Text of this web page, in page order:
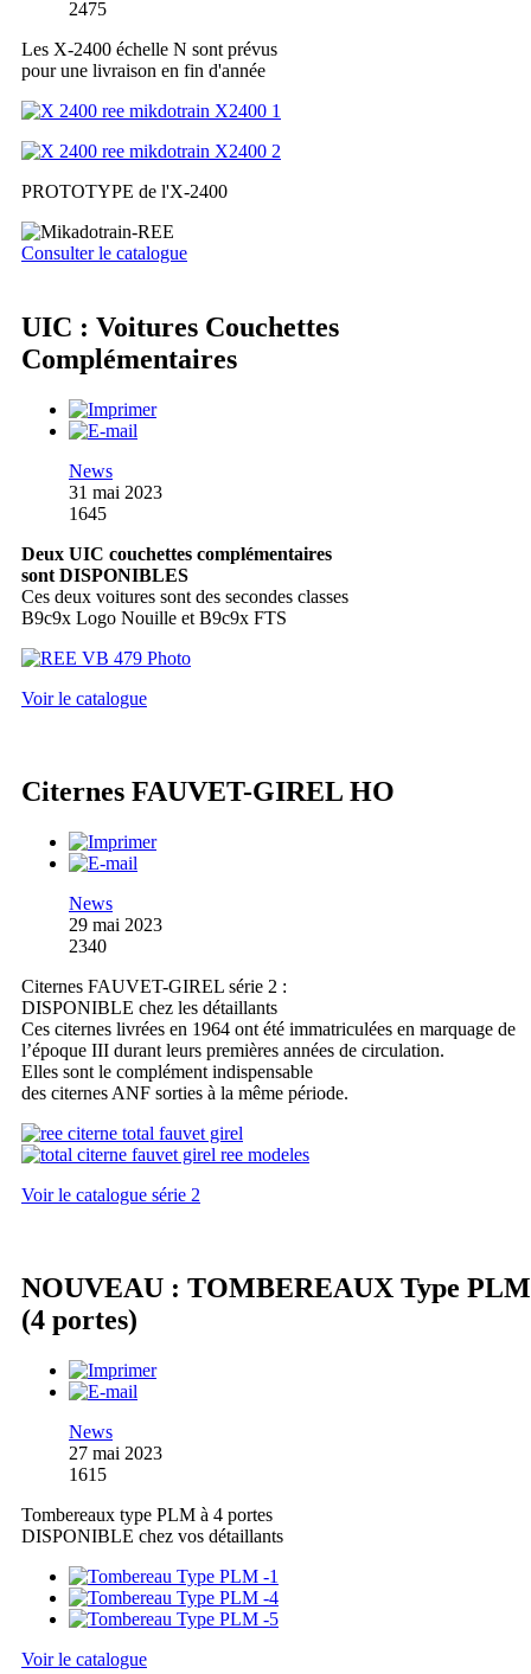
2475
Les X-2400 échelle N sont prévus
pour une livraison en fin d'année
PROTOTYPE de l'X-2400
Consulter le catalogue
UIC : Voitures Couchettes
Complémentaires
News
31 mai 2023
1645
Deux UIC couchettes complémentaires
sont DISPONIBLES
Ces deux voitures sont des secondes classes
B9c9x Logo Nouille et B9c9x FTS
Voir le catalogue
Citernes FAUVET-GIREL HO
News
29 mai 2023
2340
Citernes FAUVET-GIREL série 2 :
DISPONIBLE chez les détaillants
Ces citernes livrées en 1964 ont été immatriculées en marquage de
l’époque III durant leurs premières années de circulation.
Elles sont le complément indispensable
des citernes ANF sorties à la même période.
Voir le catalogue série 2
NOUVEAU : TOMBEREAUX Type PLM
(4 portes)
News
27 mai 2023
1615
Tombereaux type PLM à 4 portes
DISPONIBLE chez vos détaillants
Voir le catalogue